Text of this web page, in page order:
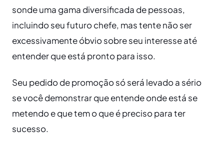
sonde uma gama diversificada de pessoas,
incluindo seu futuro chefe, mas tente não ser
excessivamente óbvio sobre seu interesse até
entender que está pronto para isso.
Seu pedido de promoção só será levado a sério
se você demonstrar que entende onde está se
metendo e que tem o que é preciso para ter
sucesso.